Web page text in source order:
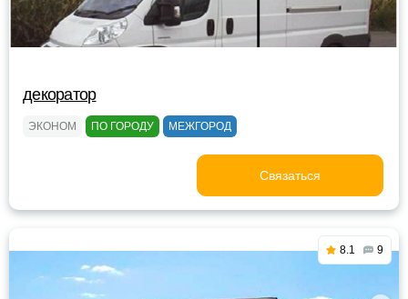
декоратор
ЭКОНОМ ПО ГОРОДУ МЕЖГОРОД
Связаться
8.1 9